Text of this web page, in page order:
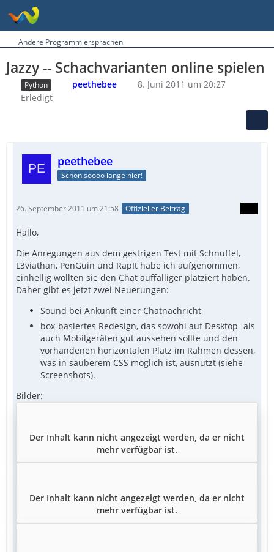
Andere Programmiersprachen
Jazzy -- Schachvarianten online spielen
Python peethebee
8. Juni 2011 um 20:27
Erledigt
peethebee
Schon soooo lange hier!
26. September 2011 um 21:58 Offizieller Beitrag
Hallo,
Die Anregungen aus dem gestrigen Test mit Schnuffel,
L3viathan, PenGuin und RapIt habe ich aufgenommen,
einhellig wollten sie den Chat auffälliger platziert haben.
Daher gibt es jetzt zwei Neuerungen:
Sound bei Ankunft einer Chatnachricht
box-basiertes Redesign, das sowohl auf Desktop- als
auch Mobilgeräten gut aussehen sollte und den
vorhandenen horizontalen Platz im Rahmen dessen,
was in sauberem CSS möglich ist, ausnutzt (siehe
Screenshots).
Bilder:
Der Inhalt kann nicht angezeigt werden, da er nicht
mehr verfügbar ist.
Der Inhalt kann nicht angezeigt werden, da er nicht
mehr verfügbar ist.